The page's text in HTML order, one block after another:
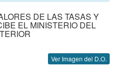
DE LAS TASAS Y
EL MINISTERIO DEL
Ver Imagen del D.O.